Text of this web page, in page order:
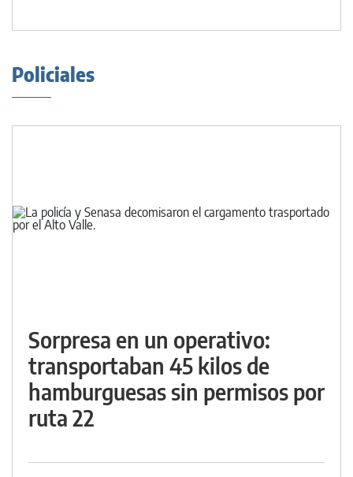
Policiales
Sorpresa en un operativo:
transportaban 45 kilos de
hamburguesas sin permisos por
ruta 22